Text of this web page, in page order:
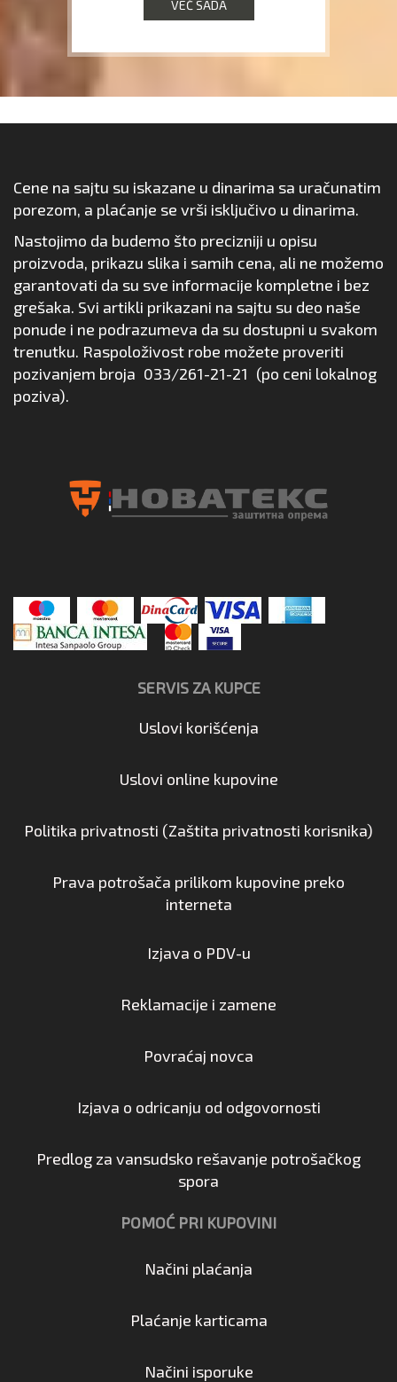
VEĆ SADA
Cene na sajtu su iskazane u dinarima sa uračunatim
porezom, a plaćanje se vrši isključivo u dinarima.
Nastojimo da budemo što precizniji u opisu
proizvoda, prikazu slika i samih cena, ali ne možemo
garantovati da su sve informacije kompletne i bez
grešaka. Svi artikli prikazani na sajtu su deo naše
ponude i ne podrazumeva da su dostupni u svakom
trenutku. Raspoloživost robe možete proveriti
pozivanjem broja 033/261-21-21 (po ceni lokalnog
poziva).
SERVIS ZA KUPCE
Uslovi korišćenja
Uslovi online kupovine
Politika privatnosti (Zaštita privatnosti korisnika)
Prava potrošača prilikom kupovine preko
interneta
Izjava o PDV-u
Reklamacije i zamene
Povraćaj novca
Izjava o odricanju od odgovornosti
Predlog za vansudsko rešavanje potrošačkog
spora
POMOĆ PRI KUPOVINI
Načini plaćanja
Plaćanje karticama
Načini isporuke